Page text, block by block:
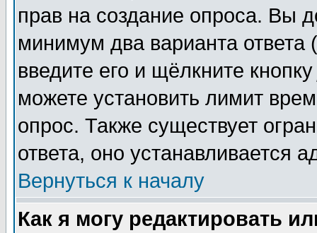
прав на создание опроса. Вы
минимум два варианта ответа
введите его и щёлкните
можете установить лимит
опрос. Также существует
ответа, оно устанавливается
Вернуться к началу
Как я могу редактировать